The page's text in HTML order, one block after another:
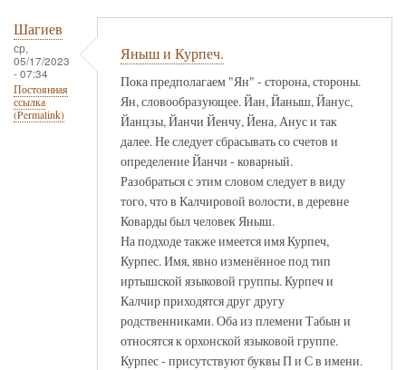
Шагиев
ср,
05/17/2023
- 07:34
Постоянная
ссылка
(Permalink)
Яныш и Курпеч.
Пока предполагаем "Ян" - сторона, стороны.
Ян, словообразующее. Йан, Йаныш, Йанус,
Йанцзы, Йанчи Йенчу, Йена, Анус и так
далее. Не следует сбрасывать со счетов и
определение Йанчи - коварный.
Разобраться с этим словом следует в виду
того, что в Калчировой волости, в деревне
Коварды был человек Яныш.
На подходе также имеется имя Курпеч,
Курпес. Имя, явно изменённое под тип
иртышской языковой группы. Курпеч и
Калчир приходятся друг другу
родственниками. Оба из племени Табын и
относятся к орхонской языковой группе.
Курпес - присутствуют буквы П и С в имени.